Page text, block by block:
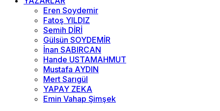
Eren Soydemir
Fatoş YILDIZ
Semih DİRİ
Gülsün SOYDEMİR
İnan SABIRCAN
Hande USTAMAHMUT
Mustafa AYDIN
Mert Sarıgül
YAPAY ZEKA
Emin Vahap Şimşek